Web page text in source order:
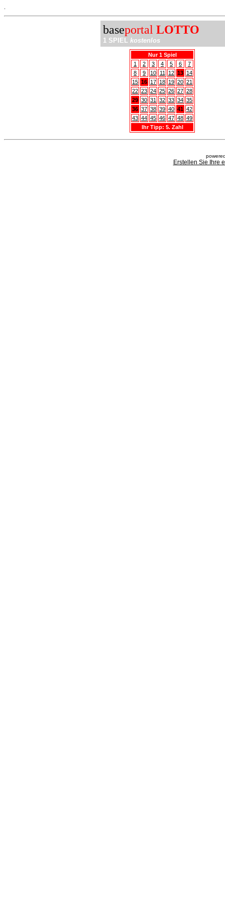
baseportal LOTTO
1 SPIEL kostenlos
Nur 1 Spiel
1
2 3 4 5 6
7
8
9 10 11 12 13 14
15 16 17 18 19 20 21
22 23 24 25 26 27 28
29 30 31 32 33 34 35
36 37 38 39 40 41 42
43 44 45 46 47 48 49
Ihr Tipp: 5. Zahl
Erstellen Sie Ihre